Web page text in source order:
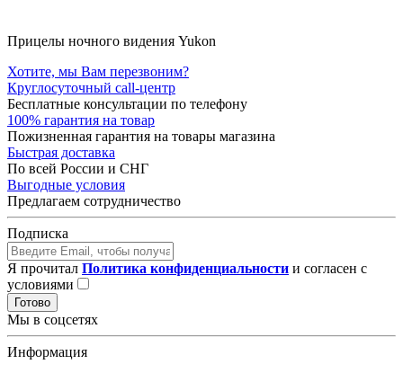
Прицелы ночного видения Yukon
Хотите, мы Вам перезвоним?
Круглосуточный call-центр
Бесплатные консультации по телефону
100% гарантия на товар
Пожизненная гарантия на товары магазина
Быстрая доставка
По всей России и СНГ
Выгодные условия
Предлагаем сотрудничество
Подписка
Я прочитал Политика конфиденциальности и согласен с
условиями
Готово
Мы в соцсетях
Информация